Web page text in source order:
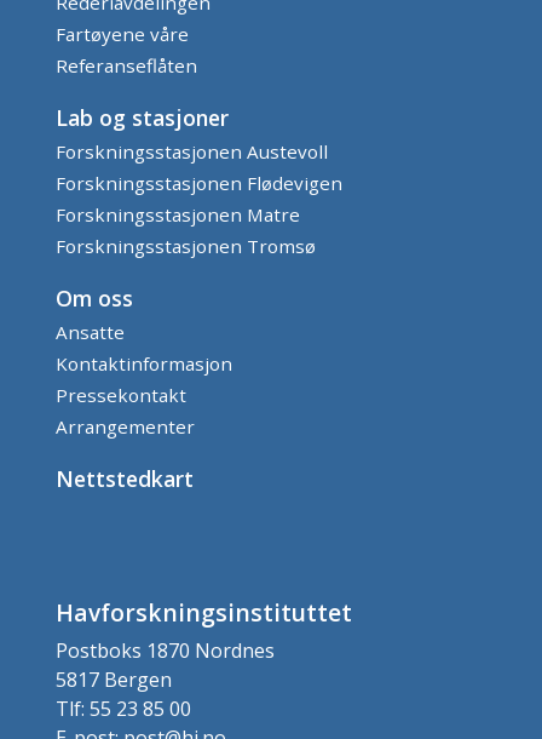
Fartøyene våre
Referanseflåten
Lab og stasjoner
Forskningsstasjonen Austevoll
Forskningsstasjonen Flødevigen
Forskningsstasjonen Matre
Forskningsstasjonen Tromsø
Om oss
Ansatte
Kontaktinformasjon
Pressekontakt
Arrangementer
Nettstedkart
Havforskningsinstituttet
Postboks 1870 Nordnes
5817 Bergen
Tlf: 55 23 85 00